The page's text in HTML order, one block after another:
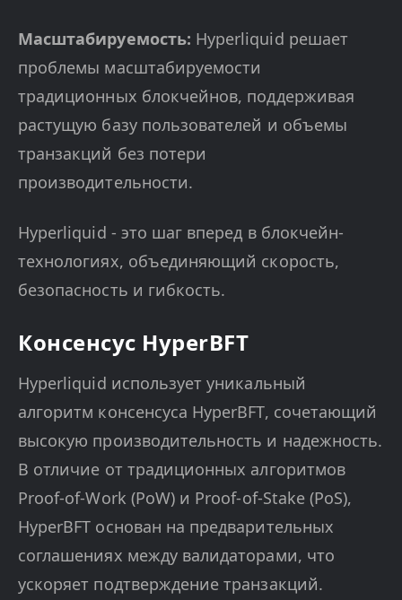
Масштабируемость: Hyperliquid решает
проблемы масштабируемости
традиционных блокчейнов, поддерживая
растущую базу пользователей и объемы
транзакций без потери
производительности.
Hyperliquid - это шаг вперед в блокчейн-
технологиях, объединяющий скорость,
безопасность и гибкость.
Консенсус HyperBFT
Hyperliquid использует уникальный
алгоритм консенсуса HyperBFT, сочетающий
высокую производительность и надежность.
В отличие от традиционных алгоритмов
Proof-of-Work (PoW) и Proof-of-Stake (PoS),
HyperBFT основан на предварительных
соглашениях между валидаторами, что
ускоряет подтверждение транзакций.